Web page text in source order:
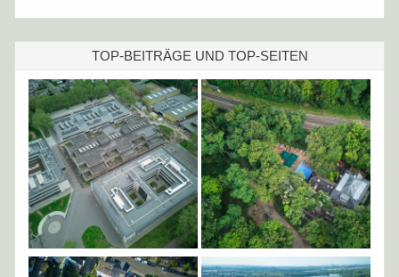
TOP-BEITRÄGE UND TOP-SEITEN